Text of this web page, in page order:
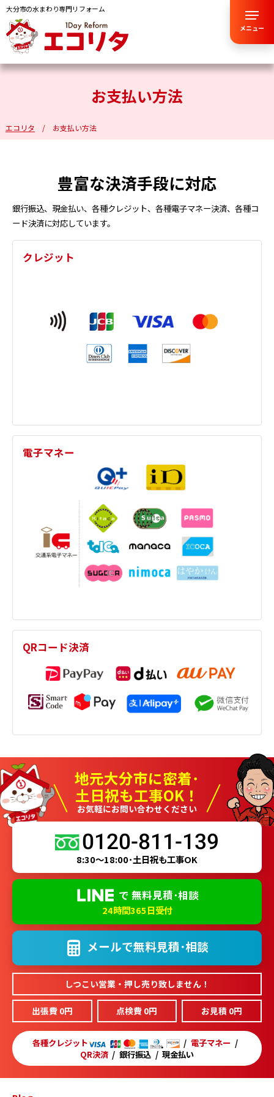
大分市の水まわり専門リフォーム
メニュー
お支払い方法
エコリタ お支払い方法
豊富な決済手段に対応
銀行振込、現金払い、各種クレジット、各種電子マネー決済、各種コ
ード決済に対応しています。
クレジット
電子マネー
QRコード決済
地元大分市に密着･
土日祝も工事OK！
お気軽にお問い合わせください
0120-811-139
8:30～18:00･土日祝も工事OK
で 無料見積･相談
24時間365日受付
メールで無料見積･相談
しつこい営業・押し売り致しません！
出張費 0円 点検費 0円 お見積 0円
各種クレジット
電子マネー
QR決済
銀行振込 現金払い